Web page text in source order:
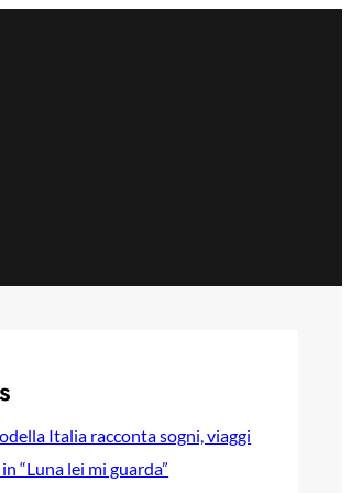
Italia racconta sogni, viaggi
“Luna lei mi guarda”